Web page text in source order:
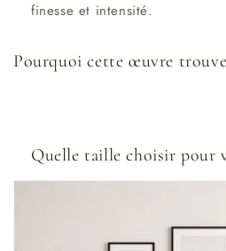
finesse et intensité.
Pourquoi cette œuvre
Quelle taille choisir pour